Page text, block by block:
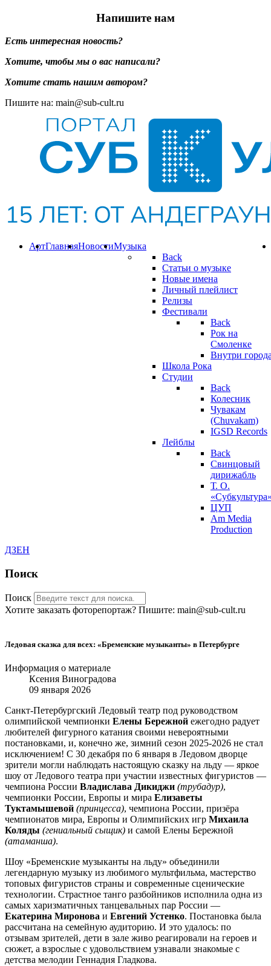
Напишите нам
Есть интересная новость?
Хотите, чтобы мы о вас написали?
Хотите стать нашим автором?
Пишите на: main@sub-cult.ru
Музыка
Back
Статьи о музыке
Новые имена
Личный плейлист
Релизы
Фестивали
Back
Рок на
Смоленке
Внутри
Школа Рока
Студии
Back
Колесник
Чувакам
(Chuvakam)
IGSD Records
Лейблы
Back
Свинцовый
дирижабль
Т. О.
ЦУП
Am Media
Production
Новости
Главная
Арт
ДЗЕН
Поиск
Поиск
Хотите заказать фоторепортаж? Пишите: main@sub-cult.ru
Ледовая сказка для всех: «Бременские музыканты» в Петербурге
Информация о материале
Ксения Виноградова
09 января 2026
Санкт-Петербургский Ледовый театр под руководством
олимпийской чемпионки Елены Бережной ежегодно радует
любителей фигурного катания своими невероятными
постановками, и, конечно же, зимний сезон 2025-2026 не стал
исключением! С 30 декабря по 6 января в Ледовом дворце
зрители могли наблюдать настоящую сказку на льду — яркое
шоу от Ледового театра при участии известных фигуристов —
чемпиона России Владислава Дикиджи (трубадур),
чемпионки России, Европы и мира Елизаветы
Туктамышевой (принцесса), чемпиона России, призёра
чемпионатов мира, Европы и Олимпийских игр Михаила
Коляды (гениальный сыщик) и самой Елены Бережной
(атаманша).
Шоу «Бременские музыканты на льду» объединили
легендарную музыку из любимого мультфильма, мастерство
топовых фигуристов страны и современные сценические
технологии. Страстное танго разбойников исполнила одна из
самых харизматичных танцевальных пар России —
Екатерина Миронова и Евгений Устенко. Постановка была
рассчитана на семейную аудиторию. И это удалось: по
отзывам зрителей, дети в зале живо реагировали на героев и
сюжет, а взрослые с удовольствием узнавали знакомые с
детства мелодии Геннадия Гладкова.